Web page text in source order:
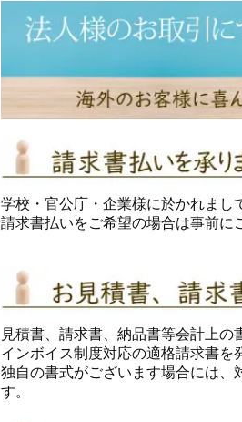
学校・官公庁・企業様に於かれまし
請求書払いをご希望の場合は事前に
見積書、請求書、納品書等会計上の
インボイス制度対応の適格請求書を
独自の書式がございます場合には、
す。